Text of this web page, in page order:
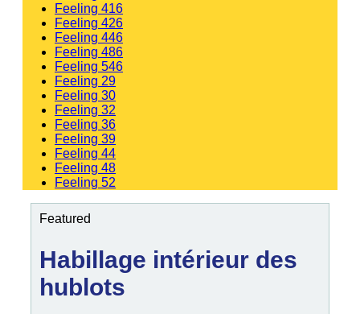
Feeling 416
Feeling 426
Feeling 446
Feeling 486
Feeling 546
Feeling 29
Feeling 30
Feeling 32
Feeling 36
Feeling 39
Feeling 44
Feeling 48
Feeling 52
Featured
Habillage intérieur des
hublots